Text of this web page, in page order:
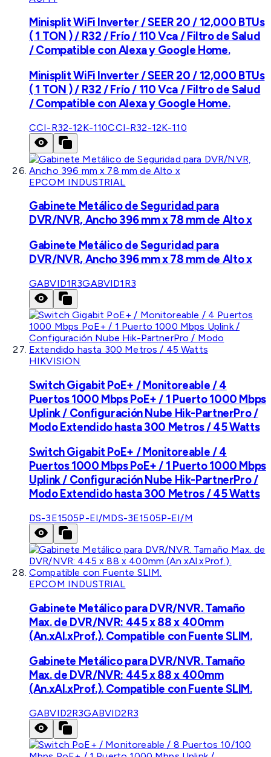
Minisplit WiFi Inverter / SEER 20 / 12,000 BTUs
( 1 TON ) / R32 / Frío / 110 Vca / Filtro de Salud
/ Compatible con Alexa y Google Home.
Minisplit WiFi Inverter / SEER 20 / 12,000 BTUs
( 1 TON ) / R32 / Frío / 110 Vca / Filtro de Salud
/ Compatible con Alexa y Google Home.
CCI-R32-12K-110CCI-R32-12K-110
EPCOM INDUSTRIAL
Gabinete Metálico de Seguridad para
DVR/NVR, Ancho 396 mm x 78 mm de Alto x
Gabinete Metálico de Seguridad para
DVR/NVR, Ancho 396 mm x 78 mm de Alto x
GABVID1R3GABVID1R3
HIKVISION
Switch Gigabit PoE+ / Monitoreable / 4
Puertos 1000 Mbps PoE+ / 1 Puerto 1000 Mbps
Uplink / Configuración Nube Hik-PartnerPro /
Modo Extendido hasta 300 Metros / 45 Watts
Switch Gigabit PoE+ / Monitoreable / 4
Puertos 1000 Mbps PoE+ / 1 Puerto 1000 Mbps
Uplink / Configuración Nube Hik-PartnerPro /
Modo Extendido hasta 300 Metros / 45 Watts
DS-3E1505P-EI/MDS-3E1505P-EI/M
EPCOM INDUSTRIAL
Gabinete Metálico para DVR/NVR. Tamaño
Max. de DVR/NVR: 445 x 88 x 400mm
(An.xAl.xProf.). Compatible con Fuente SLIM.
Gabinete Metálico para DVR/NVR. Tamaño
Max. de DVR/NVR: 445 x 88 x 400mm
(An.xAl.xProf.). Compatible con Fuente SLIM.
GABVID2R3GABVID2R3